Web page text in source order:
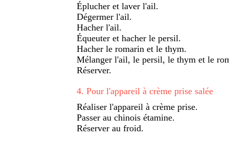
Éplucher et laver l'ail.
Dégermer l'ail.
Hacher l'ail.
Équeuter et hacher le persil.
Hacher le romarin et le thym.
Mélanger l'ail, le persil, le thym et le
Réserver.
4. Pour l'appareil à crème prise salée
Réaliser l'appareil à crème prise.
Passer au chinois étamine.
Réserver au froid.